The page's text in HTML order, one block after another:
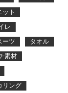
ット
レ
ーツ
タオル
素材
リング